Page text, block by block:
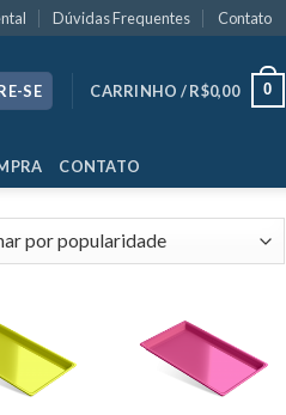
Dúvidas Frequentes Contato
SE CARRINHO /R$0,00 0
CONTATO